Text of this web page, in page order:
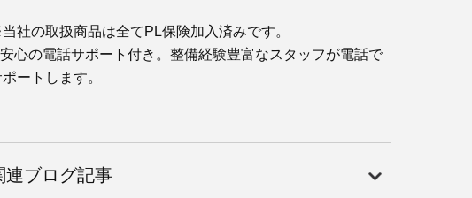
社の取扱商品は全てPL保険加入済みです。
心の電話サポート付き。整備経験豊富なスタッフが電話で
ートします。
連ブログ記事